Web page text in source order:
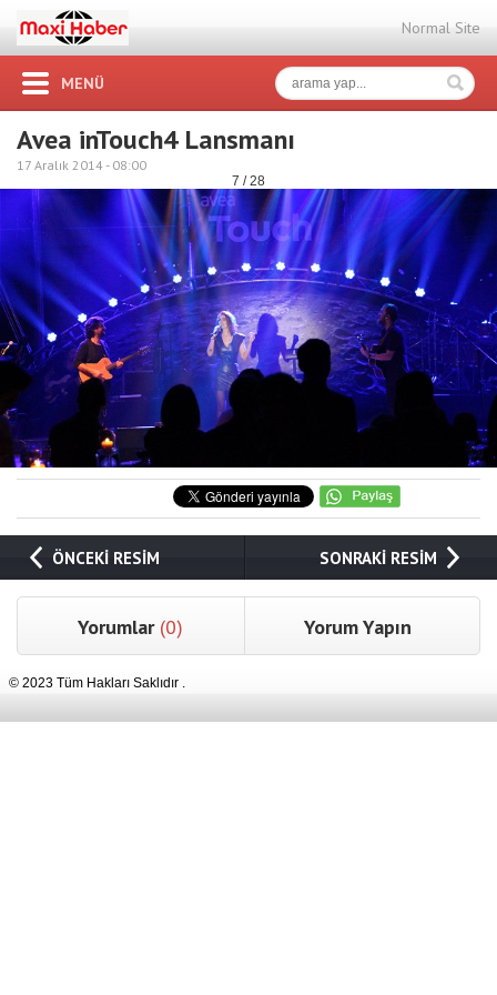
Normal Site
MENÜ
Avea inTouch4 Lansmanı
17 Aralık 2014 - 08:00
7 / 28
ÖNCEKİ RESİM SONRAKİ RESİM
Yorumlar (0) Yorum Yapın
© 2023 Tüm Hakları Saklıdır .